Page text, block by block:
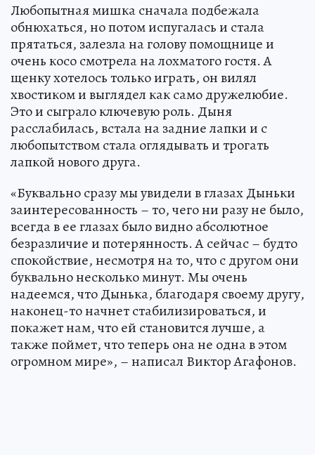
Любопытная мишка сначала подбежала
обнюхаться, но потом испугалась и стала
прятаться, залезла на голову помощнице и
очень косо смотрела на лохматого гостя. А
щенку хотелось только играть, он вилял
хвостиком и выглядел как само дружелюбие.
Это и сыграло ключевую роль. Дыня
расслабилась, встала на задние лапки и с
любопытством стала оглядывать и трогать
лапкой нового друга.
«Буквально сразу мы увидели в глазах Дыньки
заинтересованность – то, чего ни разу не было,
всегда в ее глазах было видно абсолютное
безразличие и потерянность. А сейчас – будто
спокойствие, несмотря на то, что с другом они
буквально несколько минут. Мы очень
надеемся, что Дынька, благодаря своему другу,
наконец-то начнет стабилизироваться, и
покажет нам, что ей становится лучше, а
также поймет, что теперь она не одна в этом
огромном мире», – написал Виктор Агафонов.